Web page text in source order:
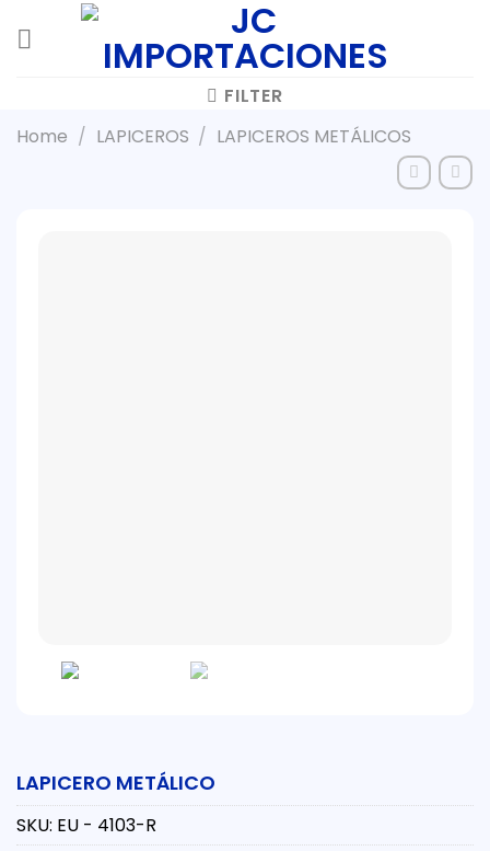
FILTER
Home / LAPICEROS / LAPICEROS METÁLICOS
LAPICERO METÁLICO
SKU: EU - 4103-R